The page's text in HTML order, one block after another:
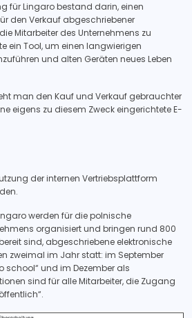
für Lingaro bestand darin, einen
den Verkauf abgeschriebener
Mitarbeiter des Unternehmens zu
ein Tool, um einen langwierigen
und alten Geräten neues Leben
man den Kauf und Verkauf gebrauchter
eigens zu diesem Zweck eingerichtete E-
der internen Vertriebsplattform
werden für die polnische
organisiert und bringen rund 800
sind, abgeschriebene elektronische
zweimal im Jahr statt: im September
school“ und im Dezember als
sind für alle Mitarbeiter, die Zugang